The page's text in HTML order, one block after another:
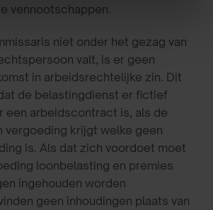
vennootschappen.
niet onder het gezag van
valt, is er geen
in arbeidsrechtelijke zin. Dit
de belastingdienst er fictief
een arbeidscontract is, als de
vergoeding krijgt welke geen
is. Als dat zich voordoet moet
loonbelasting en premies
ingehouden worden
geen inhoudingen plaats van